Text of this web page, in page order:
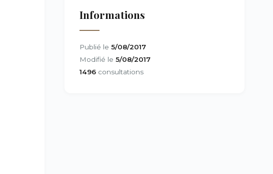
Informations
Publié le 5/08/2017
Modifié le 5/08/2017
1496 consultations